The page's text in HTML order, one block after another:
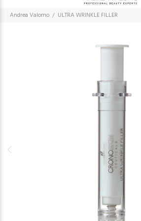
Andrea Valomo ULTRA WRINKLE FILLER